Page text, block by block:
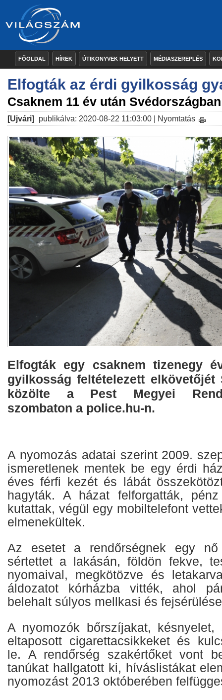
FŐOLDAL HÍREK ÚTIKÖNYVEK HELYETT MÉDIASZEREPLÉS
Elfogták az érdi gyilkosság
Csaknem 11 év után
[Ujvári] publikálva: 2020-08-22 11:03:00 | Nyomtatás
Elfogták egy csaknem tizenegy
gyilkosság feltételezett elkövetőjét
közölte a Pest Megyei
szombaton a police.hu-n.
A nyomozás adatai szerint 2009.
ismeretlenek mentek be egy érdi
éves férfi kezét és lábát
hagyták. A házat felforgatták,
kutattak, végül egy mobiltelefont
elmenekültek.
Az esetet a rendőrségnek egy
sértettet a lakásán, földön fekve,
nyomaival, megkötözve és
áldozatot kórházba vitték, ahol
belehalt súlyos mellkasi és
A nyomozók bőrszíjakat, késnyelet,
eltaposott cigarettacsikkeket és
le. A rendőrség szakértőket vont
tanúkat hallgatott ki, híváslistákat
nyomozást 2013 októberében